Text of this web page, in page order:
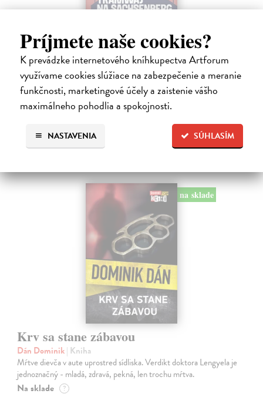
Príjmete naše cookies?
K prevádzke internetového kníhkupectva Artforum
využívame cookies slúžiace na zabezpečenie a meranie
funkčnosti, marketingové účely a zaistenie vášho
maximálneho pohodlia a spokojnosti.
SÚHLASÍM
NASTAVENIA
Tramwaj na Sachsenberg
Sagitarius Petr| Kniha
Tramwaj Cafe je kavárna v polském Těšíně a zároveň místo, kde se
sbíhají všechny nitky související s dalším brutálním zločinem, který
musí vyřešit Roman Saran, major ostravské kriminálky, a jeho tým.
Jak…
Zasielame do 12 dní
15,91 €
na sklade
Krv sa stane zábavou
Dán Dominik| Kniha
Mŕtve dievča v aute uprostred sídliska. Verdikt doktora Lengyela je
jednoznačný - mladá, zdravá, pekná, len trochu mŕtva.
Na sklade ?